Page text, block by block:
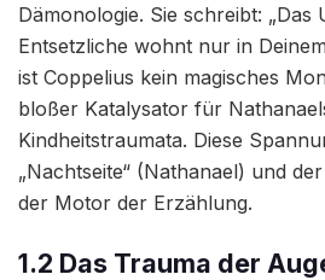
Dämonologie. Sie schreibt: „Das
Entsetzliche wohnt nur in
ist Coppelius kein magisches
bloßer Katalysator für
Kindheitstraumata. Diese
„Nachtseite“ (Nathanael) und der
der Motor der Erzählung.
1.2 Das Trauma der